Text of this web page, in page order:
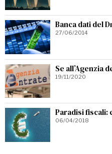
Banca dati del
27/06/2014
Se all’Agenzia
19/11/2020
Paradisi fiscali:
06/04/2018